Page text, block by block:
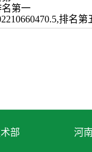
名第一
排名第
部 河